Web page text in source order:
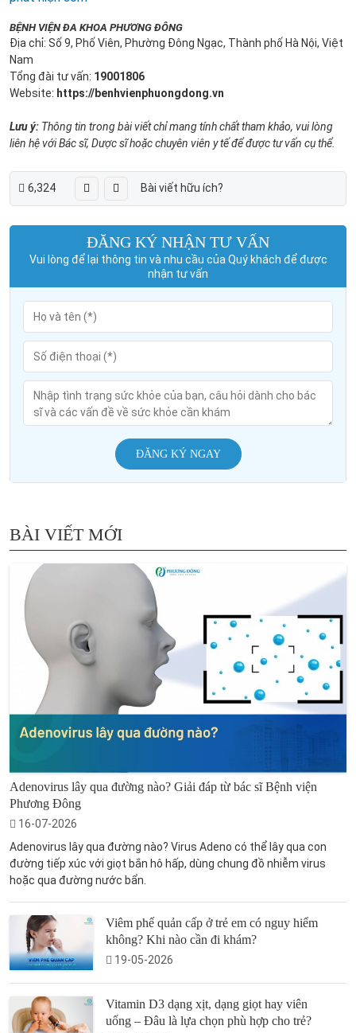
BỆNH VIỆN ĐA KHOA PHƯƠNG ĐÔNG
Địa chỉ: Số 9, Phố Viên, Phường Đông Ngạc, Thành phố Hà Nội, Việt
Nam
Tổng đài tư vấn: 19001806
Website: https://benhvienphuongdong.vn
Lưu ý: Thông tin trong bài viết chỉ mang tính chất tham khảo, vui lòng
liên hệ với Bác sĩ, Dược sĩ hoặc chuyên viên y tế để được tư vấn cụ thể.
6,324 Bài viết hữu ích?
ĐĂNG KÝ NHẬN TƯ VẤN
Vui lòng để lại thông tin và nhu cầu của Quý khách để được
nhận tư vấn
ĐĂNG KÝ NGAY
BÀI VIẾT MỚI
Adenovirus lây qua đường nào? Giải đáp từ bác sĩ Bệnh viện
Phương Đông
16-07-2026
Adenovirus lây qua đường nào? Virus Adeno có thể lây qua con
đường tiếp xúc với giọt bắn hô hấp, dùng chung đồ nhiễm virus
hoặc qua đường nước bẩn.
Viêm phế quản cấp ở trẻ em có nguy hiểm
không? Khi nào cần đi khám?
19-05-2026
Vitamin D3 dạng xịt, dạng giọt hay viên
uống – Đâu là lựa chọn phù hợp cho trẻ?